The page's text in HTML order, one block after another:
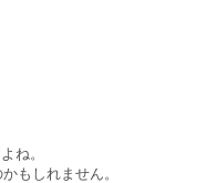
ね。
もしれません。